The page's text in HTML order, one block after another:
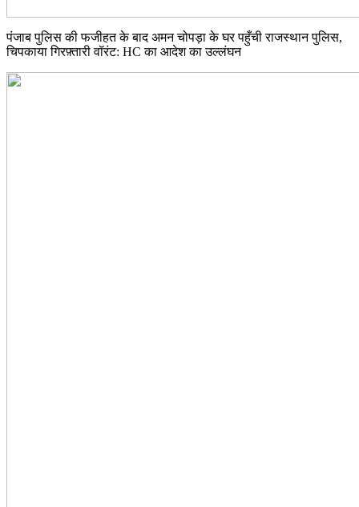
पंजाब पुलिस की फजीहत के बाद अमन चोपड़ा के घर पहुँची राजस्थान पुलिस,
चिपकाया गिरफ़्तारी वॉरंट: HC का आदेश का उल्लंघन